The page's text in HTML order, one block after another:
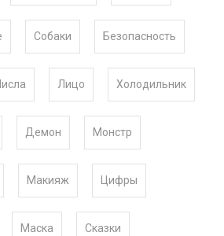
Собаки Безопасность
Лицо Холодильник
Демон Монстр
Макияж Цифры
Маска Сказки